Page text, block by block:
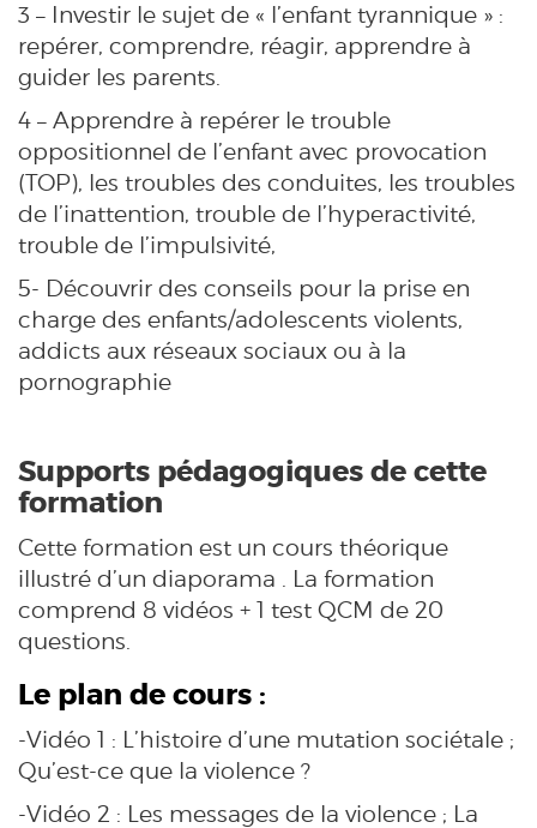
3 – Investir le sujet de « l’enfant tyrannique » :
repérer, comprendre, réagir, apprendre à
guider les parents.
4 – Apprendre à repérer le trouble
oppositionnel de l’enfant avec provocation
(TOP), les troubles des conduites, les troubles
de l’inattention, trouble de l’hyperactivité,
trouble de l’impulsivité,
5- Découvrir des conseils pour la prise en
charge des enfants/adolescents violents,
addicts aux réseaux sociaux ou à la
pornographie
Supports pédagogiques de cette
formation
Cette formation est un cours théorique
illustré d’un diaporama . La formation
comprend 8 vidéos + 1 test QCM de 20
questions.
Le plan de cours :
-Vidéo 1 : L’histoire d’une mutation sociétale ;
Qu’est-ce que la violence ?
-Vidéo 2 : Les messages de la violence ; La